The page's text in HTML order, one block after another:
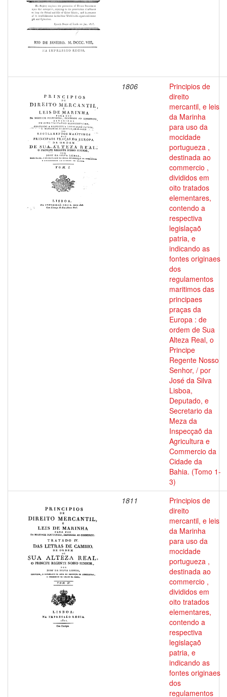
1806
Principios de
direito
mercantil, e leis
da Marinha
para uso da
mocidade
portugueza ,
destinada ao
commercio ,
divididos em
oito tratados
elementares,
contendo a
respectiva
legislaçaõ
patria, e
indicando as
fontes originaes
dos
regulamentos
maritimos das
principaes
praças da
Europa : de
ordem de Sua
Alteza Real, o
Principe
Regente Nosso
Senhor, / por
José da Silva
Lisboa,
Deputado, e
Secretario da
Meza da
Inspecçaõ da
Agricultura e
Commercio da
Cidade da
Bahia. (Tomo 1-
3)
1811
Principios de
direito
mercantil, e leis
da Marinha
para uso da
mocidade
portugueza ,
destinada ao
commercio ,
divididos em
oito tratados
elementares,
contendo a
respectiva
legislaçaõ
patria, e
indicando as
fontes originaes
dos
regulamentos